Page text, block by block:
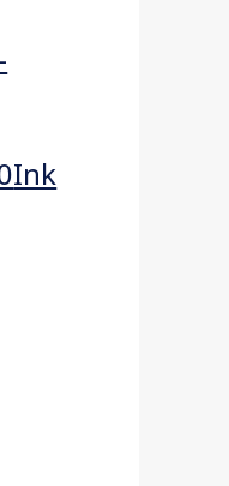
Ink